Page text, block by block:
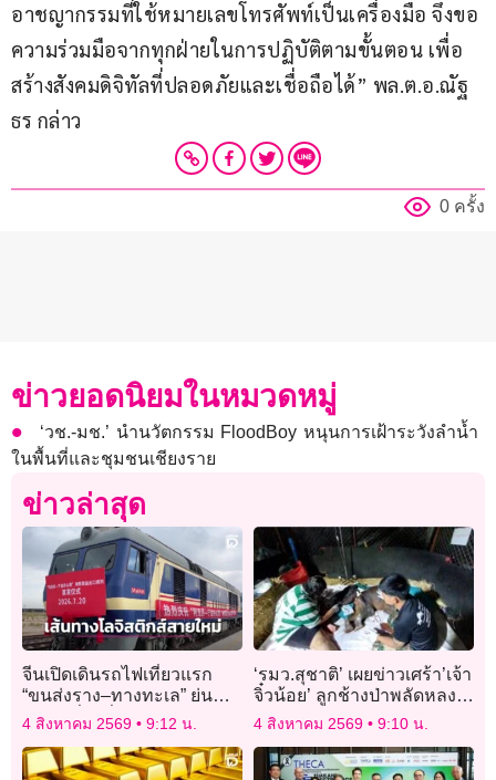
อาชญากรรมที่ใช้หมายเลขโทรศัพท์เป็นเครื่องมือ จึงขอ
ความร่วมมือจากทุกฝ่ายในการปฏิบัติตามขั้นตอน เพื่อ
สร้างสังคมดิจิทัลที่ปลอดภัยและเชื่อถือได้” พล.ต.อ.ณัฐ
ธร กล่าว
0 ครั้ง
ข่าวยอดนิยมในหมวดหมู่
‘วช.-มช.’ นำนวัตกรรม FloodBoy หนุนการเฝ้าระวังลำน้ำ
ในพื้นที่และชุมชนเชียงราย
ข่าวล่าสุด
จีนเปิดเดินรถไฟเที่ยวแรก
“ขนส่งราง–ทางทะเล” ย่น
เวลาครึ่งหนึ่ง ลดต้นทุนขนส่ง
4 สิงหาคม 2569 9:12 น.
‘รมว.สุชาติ’ เผยข่าวเศร้า’เจ้า
จิ๋วน้อย’ ลูกช้างป่าพลัดหลง
เสียชีวิตแล้ว จากภาวะ’ไต
4 สิงหาคม 2569 9:10 น.